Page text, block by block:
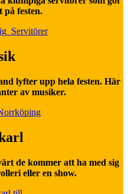
på festen.
lyfter upp hela festen. Här
av musiker.
de kommer att ha med sig
eller en show.